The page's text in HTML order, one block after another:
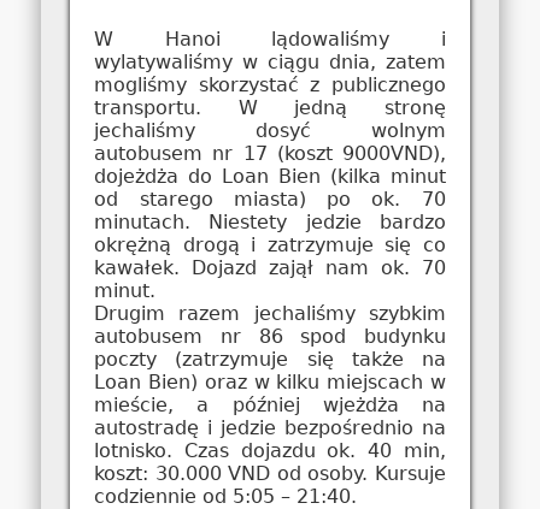
W Hanoi lądowaliśmy i
wylatywaliśmy w ciągu dnia, zatem
mogliśmy skorzystać z publicznego
transportu. W jedną stronę
jechaliśmy dosyć wolnym
autobusem nr 17 (koszt 9000VND),
dojeżdża do Loan Bien (kilka minut
od starego miasta) po ok. 70
minutach. Niestety jedzie bardzo
okrężną drogą i zatrzymuje się co
kawałek. Dojazd zajął nam ok. 70
minut.
Drugim razem jechaliśmy szybkim
autobusem nr 86 spod budynku
poczty (zatrzymuje się także na
Loan Bien) oraz w kilku miejscach w
mieście, a później wjeżdża na
autostradę i jedzie bezpośrednio na
lotnisko. Czas dojazdu ok. 40 min,
koszt: 30.000 VND od osoby. Kursuje
codziennie od 5:05 – 21:40.